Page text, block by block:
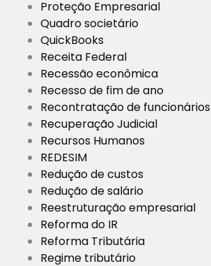
Proteção Empresarial
Quadro societário
QuickBooks
Receita Federal
Recessão econômica
Recesso de fim de ano
Recontratação de funcionários
Recuperação Judicial
Recursos Humanos
REDESIM
Redução de custos
Redução de salário
Reestruturação empresarial
Reforma do IR
Reforma Tributária
Regime tributário